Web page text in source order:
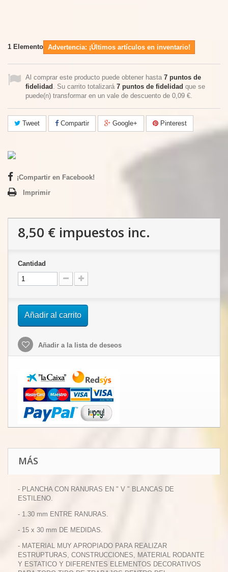
1 Elemento Advertencia: ¡Últimos artículos en inventario!
Al comprar este producto puede obtener hasta 7 puntos de
fidelidad . Su carrito totalizará 7 puntos de fidelidad que se
puede(n) transformar en un vale de descuento de 0,09 €.
Tweet Compartir Google+ Pinterest
¡Compartir en Facebook!
Imprimir
8,50 € impuestos inc.
Cantidad
Añadir al carrito
Añadir a la lista de deseos
MÁS
- PLANCHA CON RANURAS EN " V " BLANCAS DE
ESTILENO.
- 1.30 mm ENTRE RANURAS.
- 15 x 30 mm DE MEDIDAS.
- MATERIAL MUY APROPIADO PARA REALIZAR
ESTRUPTURAS, CONSTRUCCIONES, MATERIAL RODANTE
Y ESTATICO Y DIFERENTES ELEMENTOS DECORATIVOS